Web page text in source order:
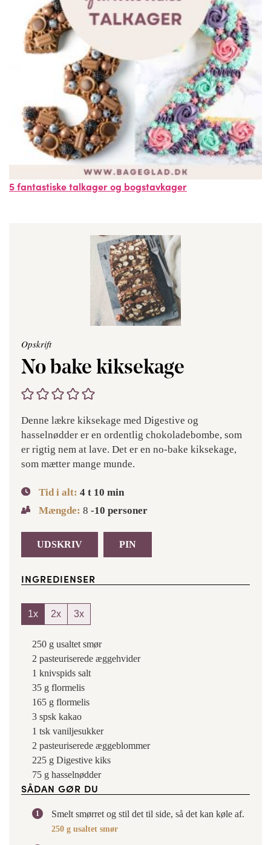
5 fantastiske talkager og bogstavkager
Opskrift
No bake kiksekage
Denne lækre kiksekage med Digestive og
hasselnødder er en ordentlig chokoladebombe, som
er rigtig nem at lave. Det er en no-bake kiksekage,
som mætter mange munde.
Tid i alt: 4 t 10 min
Mængde: 8 -10 personer
UDSKRIV PIN
INGREDIENSER
1x 2x 3x
250 g usaltet smør
2 pasteuriserede æggehvider
1 knivspids salt
35 g flormelis
165 g flormelis
3 spsk kakao
1 tsk vaniljesukker
2 pasteuriserede æggeblommer
225 g Digestive kiks
75 g hasselnødder
SÅDAN GØR DU
Smelt smørret og stil det til side, så det kan køle af.
250 g usaltet smør